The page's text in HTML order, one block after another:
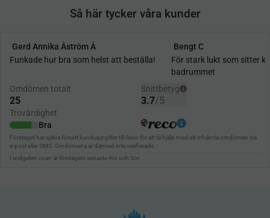
Så här tycker våra kunder